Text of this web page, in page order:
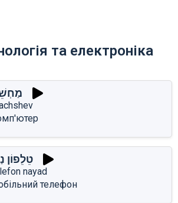
та електроніка
טֵלֵפוֹן
nayad
телефон